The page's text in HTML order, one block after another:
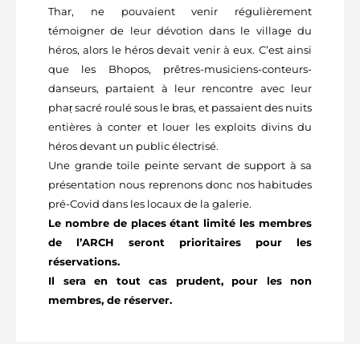
Thar, ne pouvaient venir régulièrement
témoigner de leur dévotion dans le village du
héros, alors le héros devait venir à eux. C’est ainsi
que les Bhopos, prêtres-musiciens-conteurs-
danseurs, partaient à leur rencontre avec leur
phaṛ sacré roulé sous le bras, et passaient des nuits
entières à conter et louer les exploits divins du
héros devant un public électrisé.
Une grande toile peinte servant de support à sa
présentation nous reprenons donc nos habitudes
pré-Covid dans les locaux de la galerie.
Le nombre de places étant limité les membres
de l’ARCH seront prioritaires pour les
réservations.
Il sera en tout cas prudent, pour les non
membres, de réserver.